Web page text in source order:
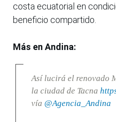
costa ecuatorial en
beneficio compartido.
Más en Andina:
Así lucirá el renovado
la ciudad de Tacna
vía @Agencia_Andina